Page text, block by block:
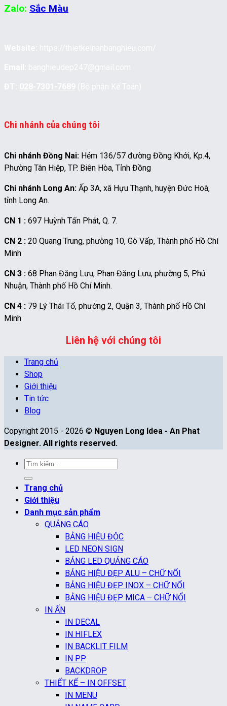
Zalo: Sắc Màu
Chi nhánh của chúng tôi
Chi nhánh Đồng Nai: Hẻm 136/57 đường Đồng Khởi, Kp.4,
Phường Tân Hiệp, TP. Biên Hòa, Tỉnh Đồng
Chi nhánh Long An: Ấp 3A, xã Hựu Thạnh, huyện Đức Hoà,
tỉnh Long An.
CN 1 : 697 Huỳnh Tấn Phát, Q. 7.
CN 2 : 20 Quang Trung, phường 10, Gò Vấp, Thành phố Hồ Chí
Minh
CN 3 : 68 Phan Đăng Lưu, Phan Đăng Lưu, phường 5, Phú
Nhuận, Thành phố Hồ Chí Minh.
CN 4 : 79 Lý Thái Tổ, phường 2, Quận 3, Thành phố Hồ Chí
Minh
Liên hệ với chúng tôi
Trang chủ
Shop
Giới thiệu
Tin tức
Blog
Copyright 2015 - 2026 © Nguyen Long Idea - An Phat
Designer. All rights reserved.
Tìm
kiếm:
Trang chủ
Giới thiệu
Danh mục sản phẩm
QUẢNG CÁO
BẢNG HIỆU ĐỘC
LED NEON SIGN
BẢNG LED QUẢNG CÁO
BẢNG HIỆU ĐẸP ALU – CHỮ NỔI
BẢNG HIỆU ĐẸP INOX – CHỮ NỔI
BẢNG HIỆU ĐẸP MICA – CHỮ NỔI
IN ẤN
IN DECAL
IN HIFLEX
IN BACKLIT FILM
IN PP
BACKDROP
THIẾT KẾ – IN OFFSET
IN MENU